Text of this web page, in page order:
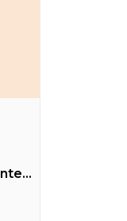
Event hall Passage Interdit